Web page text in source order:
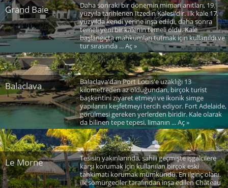
Grand Baie
Daha sonraki bir dönemin mimari anıtları, 19.
yüzyıla tarihlenen Itzedin Kalesi'dir. İlk kale 17.
yüzyılda kendi yerine inşa edildi, daha sonra
temeli yeni bir kalenin temeli oldu. Kale
başlangıçta mahkumları tutmak için kullanıldı ve
tur sırasında ... Aç »
Balaclava
Balaclava'dan Port Louis'e uzaklığı 13
kilometreden az olduğundan, birçok turist
başkentini ziyaret etmeyi ve ikonik simge
yapılarını keşfetmeyi tercih ediyor. Fort Adelaide,
görülmesi gereken yerlerden biridir. Kale olarak
da bilinen tepe tepesi, limanın ... Aç »
Le Morne
Tesisin yakınlarında, sahili geçmişte işgalcilere
karşı korumak için kullanılan birçok eski
tahkimatı korumak mümkündü. En ilginç olanı,
ilk sömürgeciler tarafından inşa edilen Château